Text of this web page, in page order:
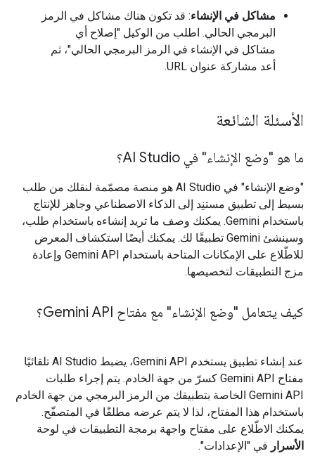
مشاكل في الإنشاء: قد تكون هناك مشاكل في الرمز
البرمجي الحالي. اطلب من الوكيل "إصلاح أي
مشاكل في الإنشاء في الرمز البرمجي الحالي"، ثم
أعد مشاركة عنوان URL.
الأسئلة الشائعة
ما هو "وضع الإنشاء" في AI Studio؟
‫"وضع الإنشاء" في AI Studio هو منصة مصمّمة لنقلك من طلب
بسيط إلى تطبيق مستنِد إلى الذكاء الاصطناعي وجاهز للإنتاج
باستخدام Gemini. يمكنك وصف ما تريد إنشاءه باستخدام طلب،
وسينشئ Gemini تطبيقًا لك. يمكنك أيضًا استكشاف المعرض
للاطّلاع على الإمكانات المتاحة باستخدام Gemini API وإعادة
مزج التطبيقات لتخصيصها.
كيف يتعامل "وضع الإنشاء" مع مفتاح Gemini API؟
عند إنشاء تطبيق يستخدم Gemini API، يضبط AI Studio تلقائيًا
مفتاح Gemini API كسرّ من جهة الخادم. يتم إجراء طلبات
Gemini API الخاصة بتطبيقك من الرمز البرمجي من جهة الخادم
باستخدام هذا المفتاح، لذا لا يتم عرضه مطلقًا في المتصفّح.
يمكنك الاطّلاع على مفتاح واجهة برمجة التطبيقات في لوحة
الأسرار في "الإعدادات".